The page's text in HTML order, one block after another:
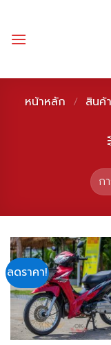
content
หน้าหลัก / สินค้
ลดราคา!